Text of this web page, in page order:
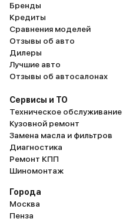
Бренды
Кредиты
Сравнения моделей
Отзывы об авто
Дилеры
Лучшие авто
Отзывы об автосалонах
Сервисы и ТО
Техническое обслуживание
Кузовной ремонт
Замена масла и фильтров
Диагностика
Ремонт КПП
Шиномонтаж
Города
Москва
Пенза